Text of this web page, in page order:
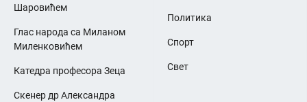
Шаровићем
Глас народа са Миланом
Миленковићем
Катедра професора Зеца
Скенер др Александра
Политика
Спорт
Свет